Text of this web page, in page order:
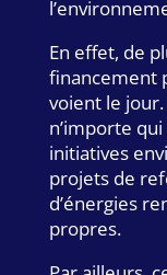
En effet, de
financement
voient le
n’importe
initiatives
projets de
d’énergies
propres.